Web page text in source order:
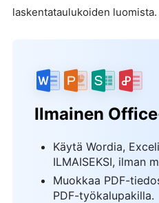
laskentataulukoiden luomista.
Ilmainen
Käytä Wordia,
ILMAISEKSI, ilman
Muokkaa PDF-
PDF-työkalupakilla.